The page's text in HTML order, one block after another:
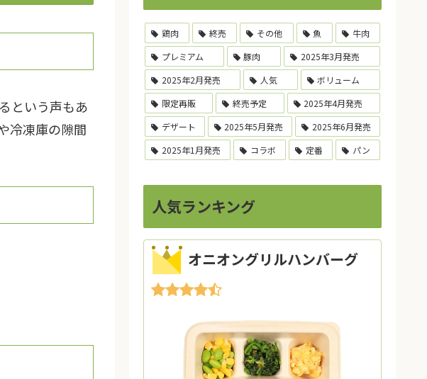
という声もあ
冷凍庫の隙間
鶏肉 終売 その他 魚
牛肉
プレミアム
豚肉
2025年3月発売
2025年2月発売
人気
ボリューム
限定再販
終売予定
2025年4月発売
デザート
2025年5月発売
2025年6月発売
2025年1月発売
コラボ 定番 パン
人気ランキング
オニオングリルハンバーグ